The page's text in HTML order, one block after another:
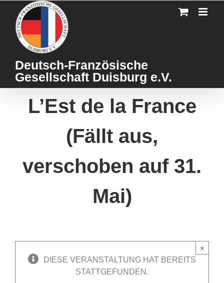
content
Deutsch-Französische
Gesellschaft Duisburg e.V.
L’Est de la France
(Fällt aus,
verschoben auf 31.
Mai)
DIESE VERANSTALTUNG HAT BEREITS
STATTGEFUNDEN.
×